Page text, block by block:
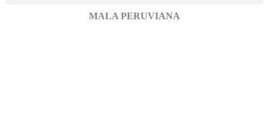
MALA PERUVIANA